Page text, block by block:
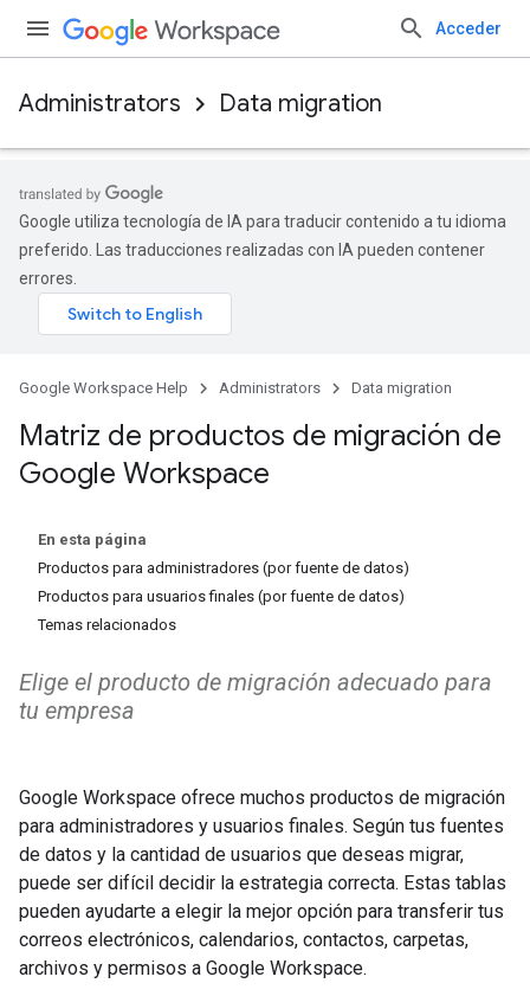
Acceder
Administrators Data migration
Google utiliza tecnología de IA para traducir contenido a tu idioma
preferido. Las traducciones realizadas con IA pueden contener
errores.
Google Workspace Help Administrators Data migration
Matriz de productos de migración de
Google Workspace
En esta página
Productos para administradores (por fuente de datos)
Productos para usuarios finales (por fuente de datos)
Temas relacionados
Elige el producto de migración adecuado para
tu empresa
Google Workspace ofrece muchos productos de migración
para administradores y usuarios finales. Según tus fuentes
de datos y la cantidad de usuarios que deseas migrar,
puede ser difícil decidir la estrategia correcta. Estas tablas
pueden ayudarte a elegir la mejor opción para transferir tus
correos electrónicos, calendarios, contactos, carpetas,
archivos y permisos a Google Workspace.